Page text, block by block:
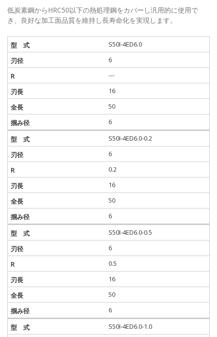
低炭素鋼からHRC50以下の熱処理鋼をカバーし汎用的に使用で
き、良好な加工面品質を維持し長寿命化を実現します。
S50I-4ED6.0
6
---
16
50
6
S50I-4ED6.0-0.2
6
0.2
16
50
6
S50I-4ED6.0-0.5
6
0.5
16
50
6
S50I-4ED6.0-1.0